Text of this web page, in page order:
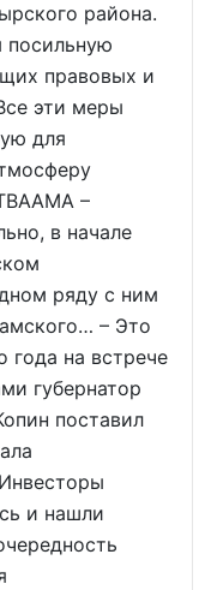
района.
посильную
правовых и
эти меры
для
–
в начале
ряду с ним
– Это
года на встрече
губернатор
поставил
и нашли